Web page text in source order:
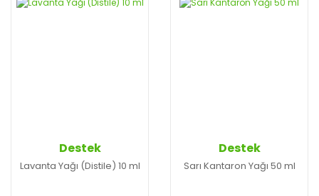
Destek
Lavanta Yağı (Distile) 10 ml
Destek
Sarı Kantaron Yağı 50 ml